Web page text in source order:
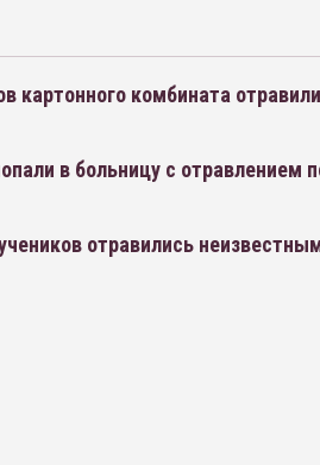
картонного комбината
в больницу с отравлением
отравились